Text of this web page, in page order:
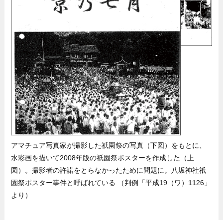
アマチュア写真家が撮影した祇園祭の写真（下図）をもとに、
水彩画を描いて2008年版の祇園祭ポスターを作成した（上
図）。撮影者の許諾をとらなかったために問題に。八坂神社祇
園祭ポスター事件と呼ばれている （判例「平成19（ワ）1126」
より）